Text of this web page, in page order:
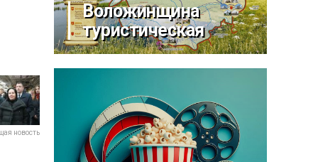
новость
Воложинщина
туристическая